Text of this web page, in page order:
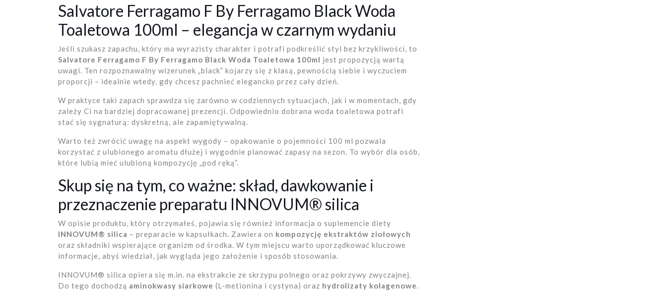
Salvatore Ferragamo F By Ferragamo Black Woda
Toaletowa 100ml – elegancja w czarnym wydaniu
Jeśli szukasz zapachu, który ma wyrazisty charakter i potrafi podkreślić styl bez krzykliwości, to
Salvatore Ferragamo F By Ferragamo Black Woda Toaletowa 100ml jest propozycją wartą
uwagi. Ten rozpoznawalny wizerunek „black” kojarzy się z klasą, pewnością siebie i wyczuciem
proporcji – idealnie wtedy, gdy chcesz pachnieć elegancko przez cały dzień.
W praktyce taki zapach sprawdza się zarówno w codziennych sytuacjach, jak i w momentach, gdy
zależy Ci na bardziej dopracowanej prezencji. Odpowiednio dobrana woda toaletowa potrafi
stać się sygnaturą: dyskretną, ale zapamiętywalną.
Warto też zwrócić uwagę na aspekt wygody – opakowanie o pojemności 100 ml pozwala
korzystać z ulubionego aromatu dłużej i wygodnie planować zapasy na sezon. To wybór dla osób,
które lubią mieć ulubioną kompozycję „pod ręką”.
Skup się na tym, co ważne: skład, dawkowanie i
przeznaczenie preparatu INNOVUM® silica
W opisie produktu, który otrzymałeś, pojawia się również informacja o suplemencie diety
INNOVUM® silica – preparacie w kapsułkach. Zawiera on kompozycję ekstraktów ziołowych
oraz składniki wspierające organizm od środka. W tym miejscu warto uporządkować kluczowe
informacje, abyś wiedział, jak wygląda jego założenie i sposób stosowania.
INNOVUM® silica opiera się m.in. na ekstrakcie ze skrzypu polnego oraz pokrzywy zwyczajnej.
Do tego dochodzą aminokwasy siarkowe (L-metionina i cystyna) oraz hydrolizaty kolagenowe.